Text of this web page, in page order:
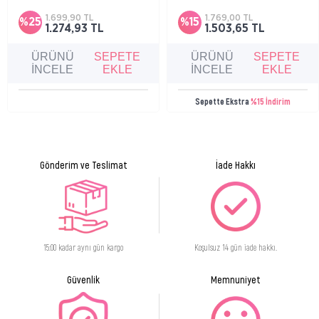
%25
1.274,93 TL
1.699,90 TL
ÜRÜNÜ
İNCELE
SEPETE
EKLE
%15
1.503,65 TL
1.769,00 TL
Sepette Ekstra%15 İndirim
ÜRÜNÜ
İNCELE
SEPETE
EKLE
Gönderim ve Teslimat
15:00 kadar aynı gün kargo
İade Hakkı
Koşulsuz 14 gün iade hakkı.
Güvenlik Memnuniyet